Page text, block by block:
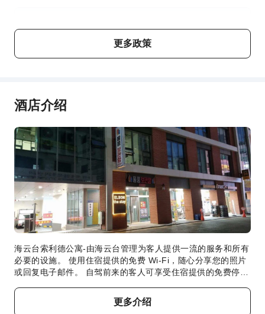
费用说明
费用标准将视不同房型、入住人数及住宿配套而异，且部分费
用须于现场支付，详情请参阅各房型与配套说明。
更多政策
酒店介绍
海云台索利德公寓-由海云台管理为客人提供一流的服务和所有
必要的设施。 使用住宿提供的免费 Wi-Fi，随心分享您的照片
或回复电子邮件。 自驾前来的客人可享受住宿提供的免费停
住海云台索利德公寓-由海云台管理，无需大包小包，洗衣服务
可确保您的衣服保持干净清新。 忘带小物品，不是大问题！只
更多介绍